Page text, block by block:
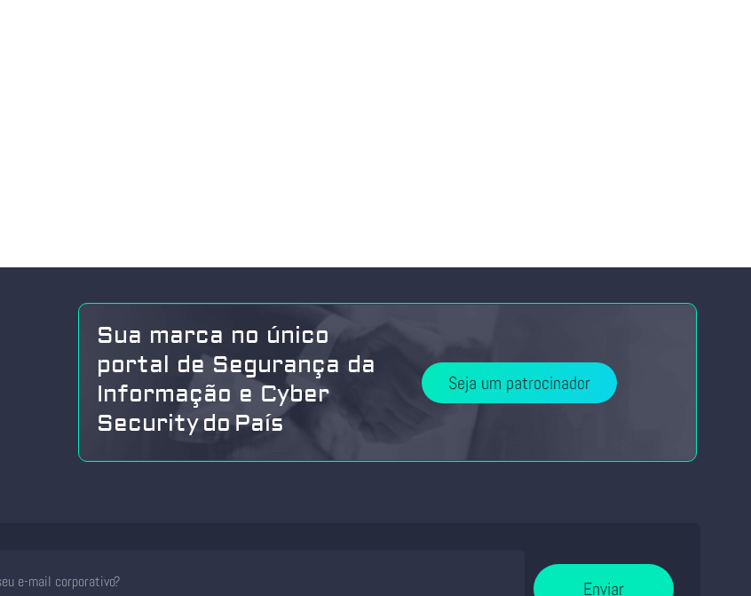
Sua marca no único
portal de Segurança da
Informação e Cyber
Security do País
Seja um patrocinador
Enviar